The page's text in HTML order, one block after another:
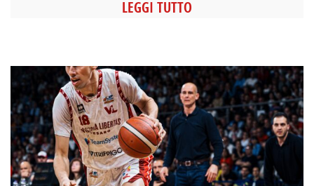
LEGGI TUTTO